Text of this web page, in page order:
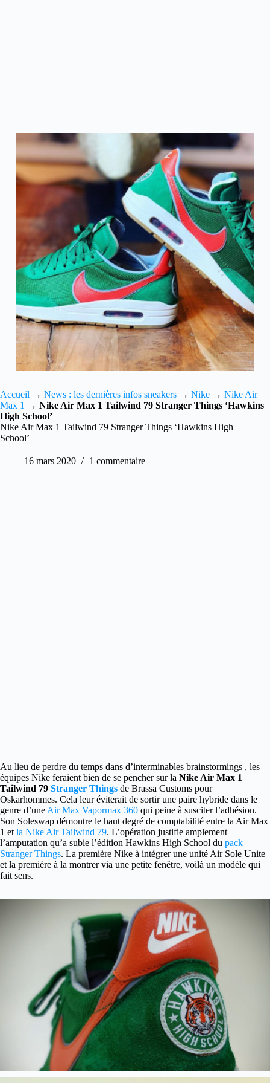
Accueil → News : les dernières infos sneakers → Nike → Nike Air
Max 1 → Nike Air Max 1 Tailwind 79 Stranger Things ‘Hawkins
High School’
Nike Air Max 1 Tailwind 79 Stranger Things ‘Hawkins High
School’
16 mars 2020 1 commentaire
Au lieu de perdre du temps dans d’interminables brainstormings , les
équipes Nike feraient bien de se pencher sur la Nike Air Max 1
Tailwind 79 Stranger Things de Brassa Customs pour
Oskarhommes. Cela leur éviterait de sortir une paire hybride dans le
genre d’une Air Max Vapormax 360 qui peine à susciter l’adhésion.
Son Soleswap démontre le haut degré de comptabilité entre la Air Max
1 et la Nike Air Tailwind 79. L’opération justifie amplement
l’amputation qu’a subie l’édition Hawkins High School du pack
Stranger Things. La première Nike à intégrer une unité Air Sole Unite
et la première à la montrer via une petite fenêtre, voilà un modèle qui
fait sens.